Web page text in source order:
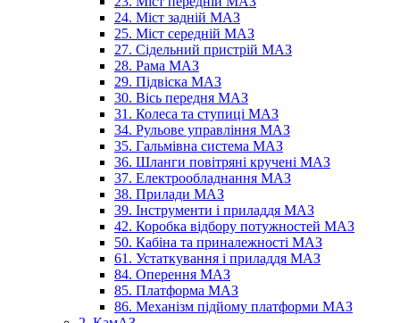
24. Міст задній МАЗ
25. Міст середній МАЗ
27. Сідельний пристрій МАЗ
28. Рама МАЗ
29. Підвіска МАЗ
30. Вісь передня МАЗ
31. Колеса та ступиці МАЗ
34. Рульове управління МАЗ
35. Гальмівна система МАЗ
36. Шланги повітряні кручені МАЗ
37. Електрообладнання МАЗ
38. Прилади МАЗ
39. Інструменти і приладдя МАЗ
42. Коробка відбору потужностей МАЗ
50. Кабіна та приналежності МАЗ
61. Устаткування і приладдя МАЗ
84. Оперення МАЗ
85. Платформа МАЗ
86. Механізм підйому платформи МАЗ